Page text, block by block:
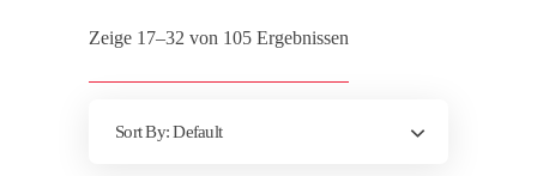
Zeige 17–32 von 105 Ergebnissen
Sort By:Default